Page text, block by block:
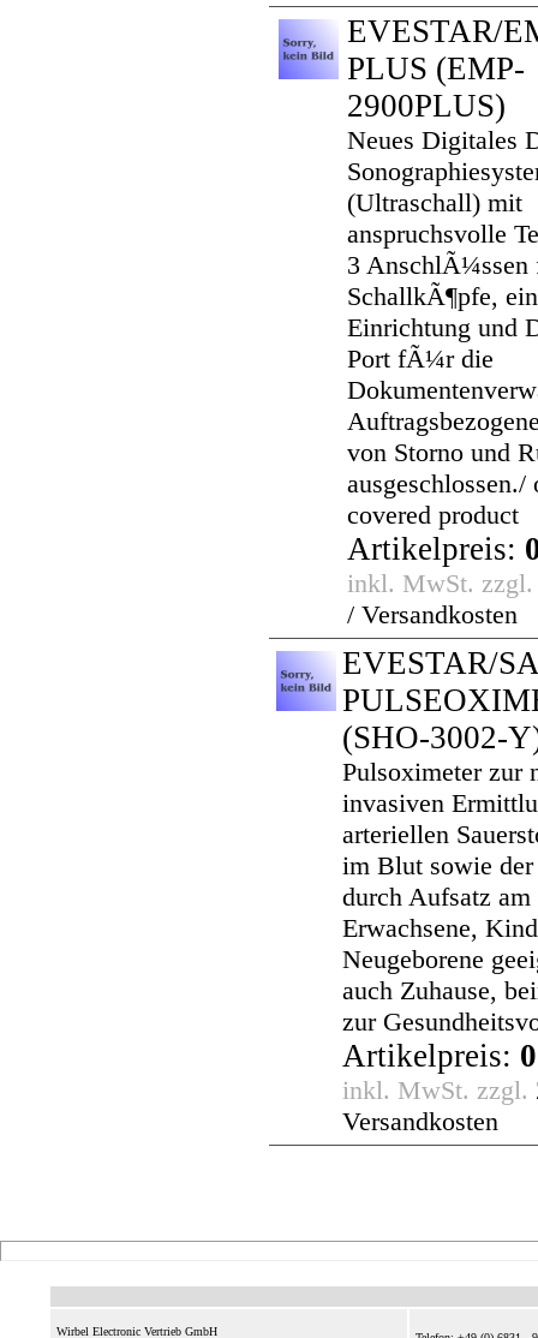
EVESTAR/
PLUS (EMP-
2900PLUS)
Neues Digitales
(Ultraschall) mit
anspruchsvolle
3
SchallkÃ¶pfe,
Einrichtung und
Port fÃ¼r die
von Storno und
ausgeschlossen./
covered product
Artikelpreis:
inkl. MwSt.
/ Versandkosten
EVESTAR/
(SHO-3002-
Pulsoximeter zur
invasiven
arteriellen
im Blut sowie der
durch Aufsatz
Erwachsene,
Neugeborene
auch Zuhause,
zur
Artikelpreis:
inkl. MwSt. zzgl.
Versandkosten
Wirbel Electronic Vertrieb GmbH